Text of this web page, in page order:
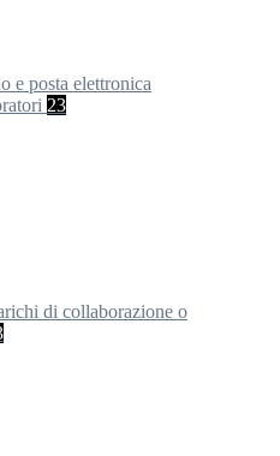
e posta elettronica
23
di collaborazione o